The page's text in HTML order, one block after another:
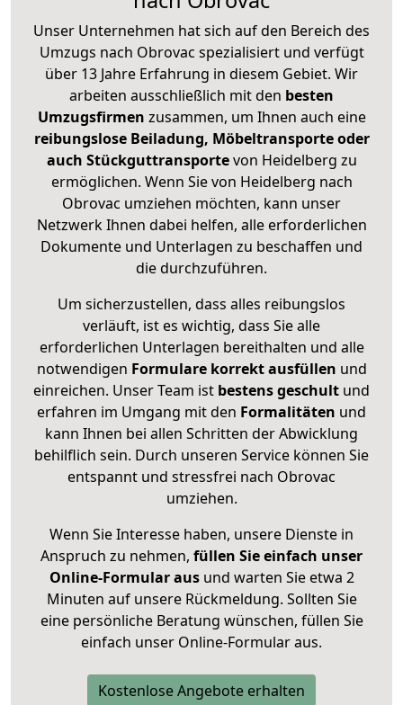
Unser Unternehmen hat sich auf den Bereich des
Umzugs nach Obrovac spezialisiert und verfügt
über 13 Jahre Erfahrung in diesem Gebiet. Wir
arbeiten ausschließlich mit den besten
Umzugsfirmen zusammen, um Ihnen auch eine
reibungslose Beiladung, Möbeltransporte oder
auch Stückguttransportevon Heidelberg zu
ermöglichen. Wenn Sie von Heidelberg nach
Obrovac umziehen möchten, kann unser
Netzwerk Ihnen dabei helfen, alle erforderlichen
Dokumente und Unterlagen zu beschaffen und
die durchzuführen.
Um sicherzustellen, dass alles reibungslos
verläuft, ist es wichtig, dass Sie alle
erforderlichen Unterlagen bereithalten und alle
notwendigen Formulare korrekt ausfüllen und
einreichen. Unser Team ist bestens geschult und
erfahren im Umgang mit den Formalitäten und
kann Ihnen bei allen Schritten der Abwicklung
behilflich sein. Durch unseren Service können Sie
entspannt und stressfrei nach Obrovac
umziehen.
Wenn Sie Interesse haben, unsere Dienste in
Anspruch zu nehmen, füllen Sie einfach unser
Online-Formular ausund warten Sie etwa 2
Minuten auf unsere Rückmeldung. Sollten Sie
eine persönliche Beratung wünschen, füllen Sie
einfach unser Online-Formular aus.
Kostenlose Angebote erhalten